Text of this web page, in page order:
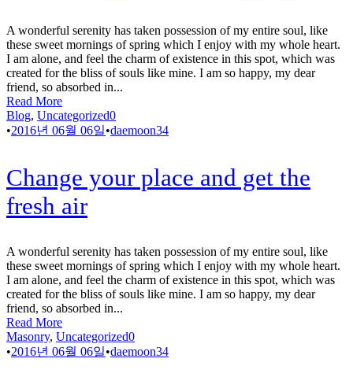
A wonderful serenity has taken possession of my entire soul, like
these sweet mornings of spring which I enjoy with my whole heart.
I am alone, and feel the charm of existence in this spot, which was
created for the bliss of souls like mine. I am so happy, my dear
friend, so absorbed in...
Read More
Blog, Uncategorized0
•2016년 06월 06일•daemoon34
Change your place and get the
fresh air
A wonderful serenity has taken possession of my entire soul, like
these sweet mornings of spring which I enjoy with my whole heart.
I am alone, and feel the charm of existence in this spot, which was
created for the bliss of souls like mine. I am so happy, my dear
friend, so absorbed in...
Read More
Masonry, Uncategorized0
•2016년 06월 06일•daemoon34